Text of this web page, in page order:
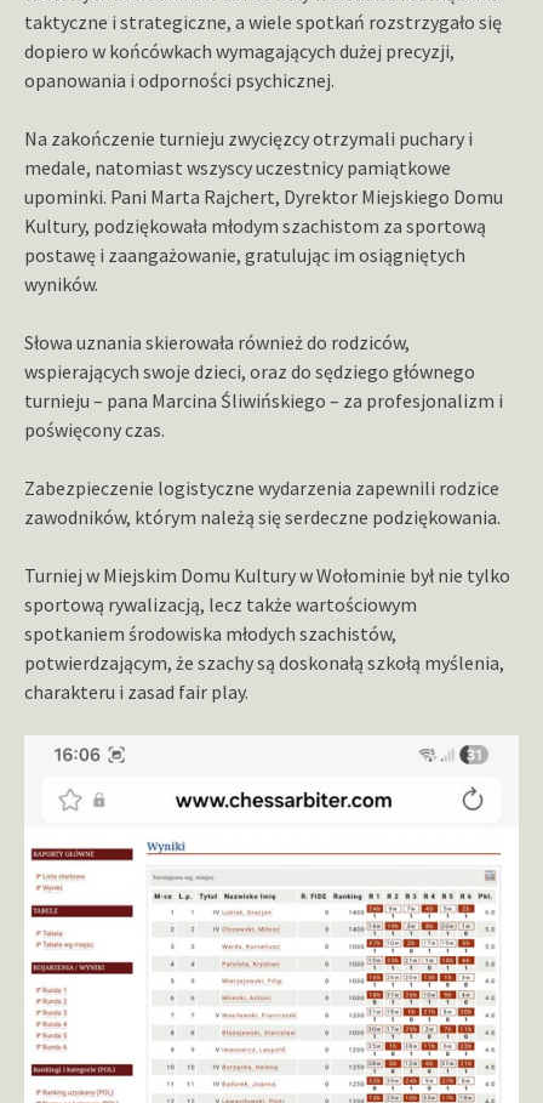
taktyczne i strategiczne, a wiele spotkań rozstrzygało się
dopiero w końcówkach wymagających dużej precyzji,
opanowania i odporności psychicznej.
Na zakończenie turnieju zwycięzcy otrzymali puchary i
medale, natomiast wszyscy uczestnicy pamiątkowe
upominki. Pani Marta Rajchert, Dyrektor Miejskiego Domu
Kultury, podziękowała młodym szachistom za sportową
postawę i zaangażowanie, gratulując im osiągniętych
wyników.
Słowa uznania skierowała również do rodziców,
wspierających swoje dzieci, oraz do sędziego głównego
turnieju – pana Marcina Śliwińskiego – za profesjonalizm i
poświęcony czas.
Zabezpieczenie logistyczne wydarzenia zapewnili rodzice
zawodników, którym należą się serdeczne podziękowania.
Turniej w Miejskim Domu Kultury w Wołominie był nie tylko
sportową rywalizacją, lecz także wartościowym
spotkaniem środowiska młodych szachistów,
potwierdzającym, że szachy są doskonałą szkołą myślenia,
charakteru i zasad fair play.